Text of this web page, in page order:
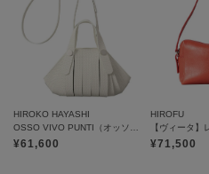
再入荷通知や、値下げ情報・在庫状況
ーーーーーーーーーーーーーーーーーー
た、パソコン・スマートフォンなどの環
が異なる場合もございます。
HIROKO HAYASHI
OSSO VIVO PUNTI（オッソ ヴィーヴォ プンティ）ショルダーバッグ
¥61,600
HIROFU
¥71,500